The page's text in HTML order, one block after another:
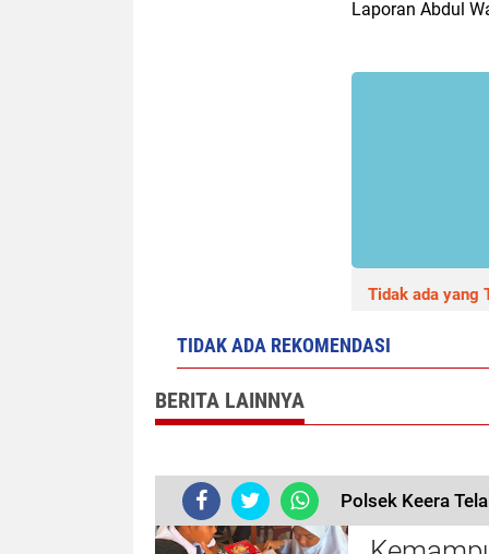
Laporan Abdul
Tidak ada yang
TIDAK ADA REKOMENDASI
BERITA LAINNYA
Polsek Keera
KKN-T